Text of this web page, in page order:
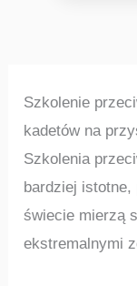
Szkolenie
kadetów na
Szkolenia
bardziej istotne,
świecie mierzą
ekstremalnymi